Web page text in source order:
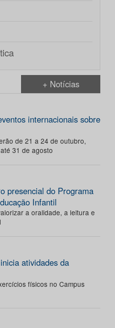
+ Notícias
internacionais sobre
de 21 a 24 de outubro,
31 de agosto
presencial do Programa
Infantil
a oralidade, a leitura e
atividades da
físicos no Campus